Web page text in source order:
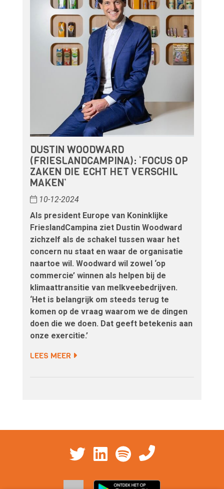
DUSTIN WOODWARD
(FRIESLANDCAMPINA): ‘FOCUS OP
ZAKEN DIE ECHT HET VERSCHIL
MAKEN’
10-12-2024
Als president Europe van Koninklijke
FrieslandCampina ziet Dustin Woodward
zichzelf als de schakel tussen waar het
concern nu staat en waar de organisatie
naartoe wil. Woodward wil zowel ‘op
commercie’ winnen als helpen bij de
klimaattransitie van melkveebedrijven.
‘Het is belangrijk om steeds terug te
komen op de vraag waarom we de dingen
doen die we doen. Dat geeft betekenis aan
onze exercitie.’
LEES MEER